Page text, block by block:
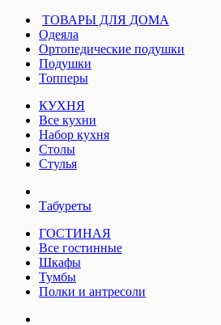
ТОВАРЫ ДЛЯ ДОМА
Одеяла
Ортопедические подушки
Подушки
Топперы
КУХНЯ
Все кухни
Набор кухня
Столы
Стулья
Табуреты
ГОСТИНАЯ
Все гостинные
Шкафы
Тумбы
Полки и антресоли